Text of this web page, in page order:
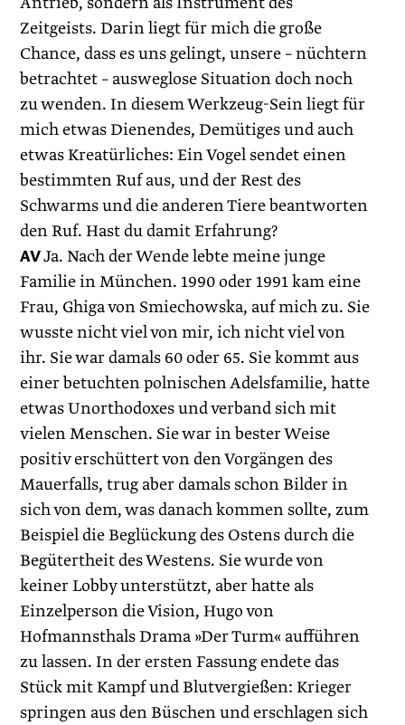
Zeitgeists. Darin liegt für mich die große
Chance, dass es uns gelingt, unsere – nüchtern
betrachtet – ausweglose Situation doch noch
zu wenden. In diesem Werkzeug-Sein liegt für
mich etwas Dienendes, Demütiges und auch
etwas Kreatürliches: Ein Vogel sendet einen
bestimmten Ruf aus, und der Rest des
Schwarms und die anderen Tiere beantworten
den Ruf. Hast du damit Erfahrung?
AVJa. Nach der Wende lebte meine junge
Familie in München. 1990 oder 1991 kam eine
Frau, Ghiga von Smiechowska, auf mich zu. Sie
wusste nicht viel von mir, ich nicht viel von
ihr. Sie war damals 60 oder 65. Sie kommt aus
einer betuchten polnischen Adelsfamilie, hatte
etwas Unorthodoxes und verband sich mit
vielen Menschen. Sie war in bester Weise
positiv erschüttert von den Vorgängen des
Mauerfalls, trug aber damals schon Bilder in
sich von dem, was danach kommen sollte, zum
Beispiel die Beglückung des Ostens durch die
Begütertheit des Westens. Sie wurde von
keiner Lobby unterstützt, aber hatte als
Einzelperson die Vision, Hugo von
Hofmannsthals Drama »Der Turm« aufführen
zu lassen. In der ersten Fassung endete das
Stück mit Kampf und Blutvergießen: Krieger
springen aus den Büschen und erschlagen sich